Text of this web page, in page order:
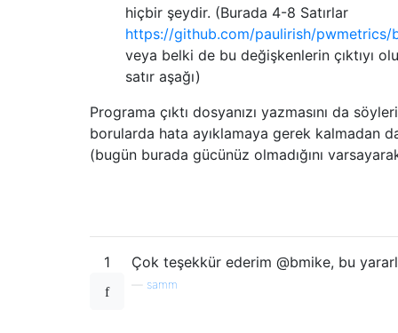
hiçbir şeydir. (Burada 4-8 Satırlar
https://github.com/paulirish/
veya belki de bu değişkenlerin çıktıyı
satır aşağı)
Programa çıktı dosyanızı yazmasını da
borularda hata ayıklamaya gerek kalmadan
(bugün burada gücünüz olmadığını
1 Çok teşekkür ederim @bmike, bu
samm